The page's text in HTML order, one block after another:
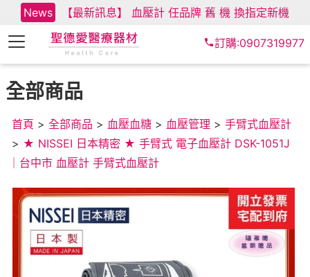
News 【最新訊息】 血壓計 任品牌 舊 機 換指定新機
訂購:0907319977
全部商品
首頁 > 全部商品 > 血壓血糖 > 血壓管理 > 手臂式血壓計
> ★ NISSEI 日本精密 ★ 手臂式 電子血壓計 DSK-1051J
｜台中市 血壓計 手臂式血壓計